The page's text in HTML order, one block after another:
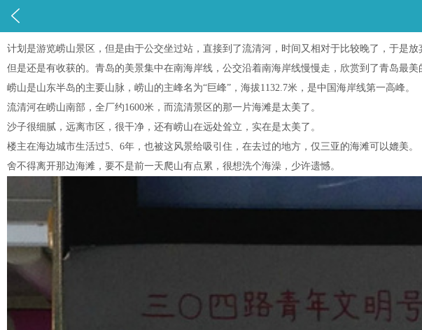

计划是游览崂山景区，但是由于公交坐过站，直接到了流清河，时间又相对于比较晚了，于是
但是还是有收获的。青岛的美景集中在南海岸线，公交沿着南海岸线慢慢走，欣赏到了青岛最
崂山是山东半岛的主要山脉，崂山的主峰名为“巨峰”，海拔1132.7米，是中国海岸线第一高峰。
流清河在崂山南部，全厂约1600米，而流清景区的那一片海滩是太美了。
沙子很细腻，远离市区，很干净，还有崂山在远处耸立，实在是太美了。
楼主在海边城市生活过5、6年，也被这风景给吸引住，在去过的地方，仅三亚的海滩可以媲美。
舍不得离开那边海滩，要不是前一天爬山有点累，很想洗个海澡，少许遗憾。